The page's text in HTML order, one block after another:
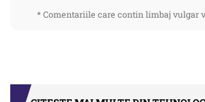
* Comentariile care contin limbaj vulgar